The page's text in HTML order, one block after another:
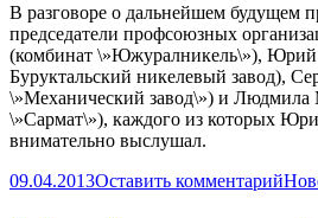
В разговоре о дальнейшем будущем
председатели профсоюзных
(комбинат \»Южуралникель\»), Юрий
Буруктальский никелевый завод),
\»Механический завод\») и Людмила
\»Сармат\»), каждого из которых
внимательно выслушал.
09.04.2013Оставить комментарий